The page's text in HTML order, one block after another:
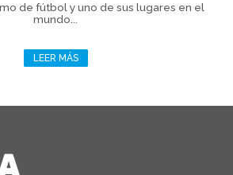
de fútbol y uno de sus lugares en el
mundo...
LEER MÁS